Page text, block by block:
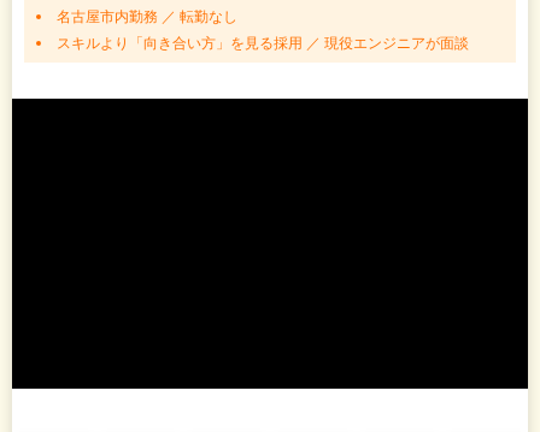
名古屋市内勤務 ／ 転勤なし
スキルより「向き合い方」を見る採用 ／ 現役エンジニアが面談